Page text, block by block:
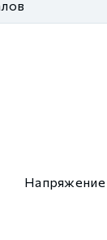
Напряжение